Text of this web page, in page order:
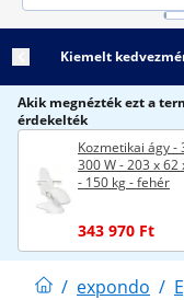
Kiemelt
Akik megnézték ezt a
érdekelték
Kozmetikai ágy -
300 W - 203 x 62
- 150 kg - fehér
343 970 Ft
/ expondo /